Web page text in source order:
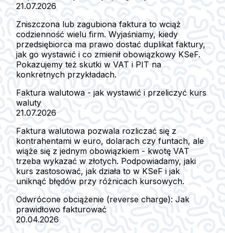
21.07.2026
Zniszczona lub zagubiona faktura to wciąż
codzienność wielu firm. Wyjaśniamy, kiedy
przedsiębiorca ma prawo dostać duplikat faktury,
jak go wystawić i co zmienił obowiązkowy KSeF.
Pokazujemy też skutki w VAT i PIT na
konkretnych przykładach.
Faktura walutowa - jak wystawić i przeliczyć kurs
waluty
21.07.2026
Faktura walutowa pozwala rozliczać się z
kontrahentami w euro, dolarach czy funtach, ale
wiąże się z jednym obowiązkiem - kwotę VAT
trzeba wykazać w złotych. Podpowiadamy, jaki
kurs zastosować, jak działa to w KSeF i jak
uniknąć błędów przy różnicach kursowych.
Odwrócone obciążenie (reverse charge): Jak
prawidłowo fakturować
20.04.2026